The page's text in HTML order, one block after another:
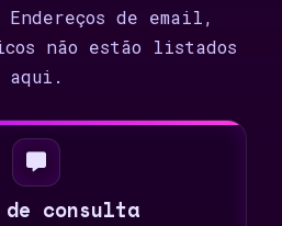
de email,
não estão listados
aqui.
de consulta